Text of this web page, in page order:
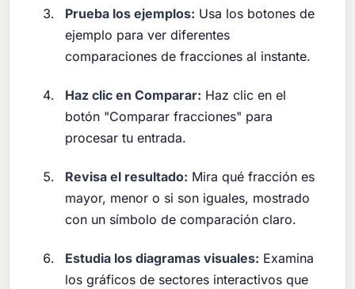
Prueba los ejemplos: Usa los botones de
ejemplo para ver diferentes
comparaciones de fracciones al instante.
Haz clic en Comparar: Haz clic en el
botón "Comparar fracciones" para
procesar tu entrada.
Revisa el resultado: Mira qué fracción es
mayor, menor o si son iguales, mostrado
con un símbolo de comparación claro.
Estudia los diagramas visuales: Examina
los gráficos de sectores interactivos que